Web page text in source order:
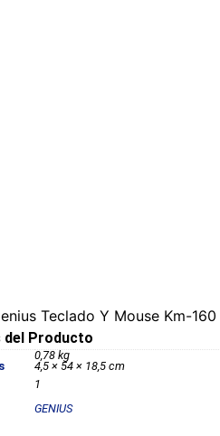
Teclado Y Mouse Km-
Producto
0,78 kg
4,5 × 54 × 18,5 cm
1
GENIUS